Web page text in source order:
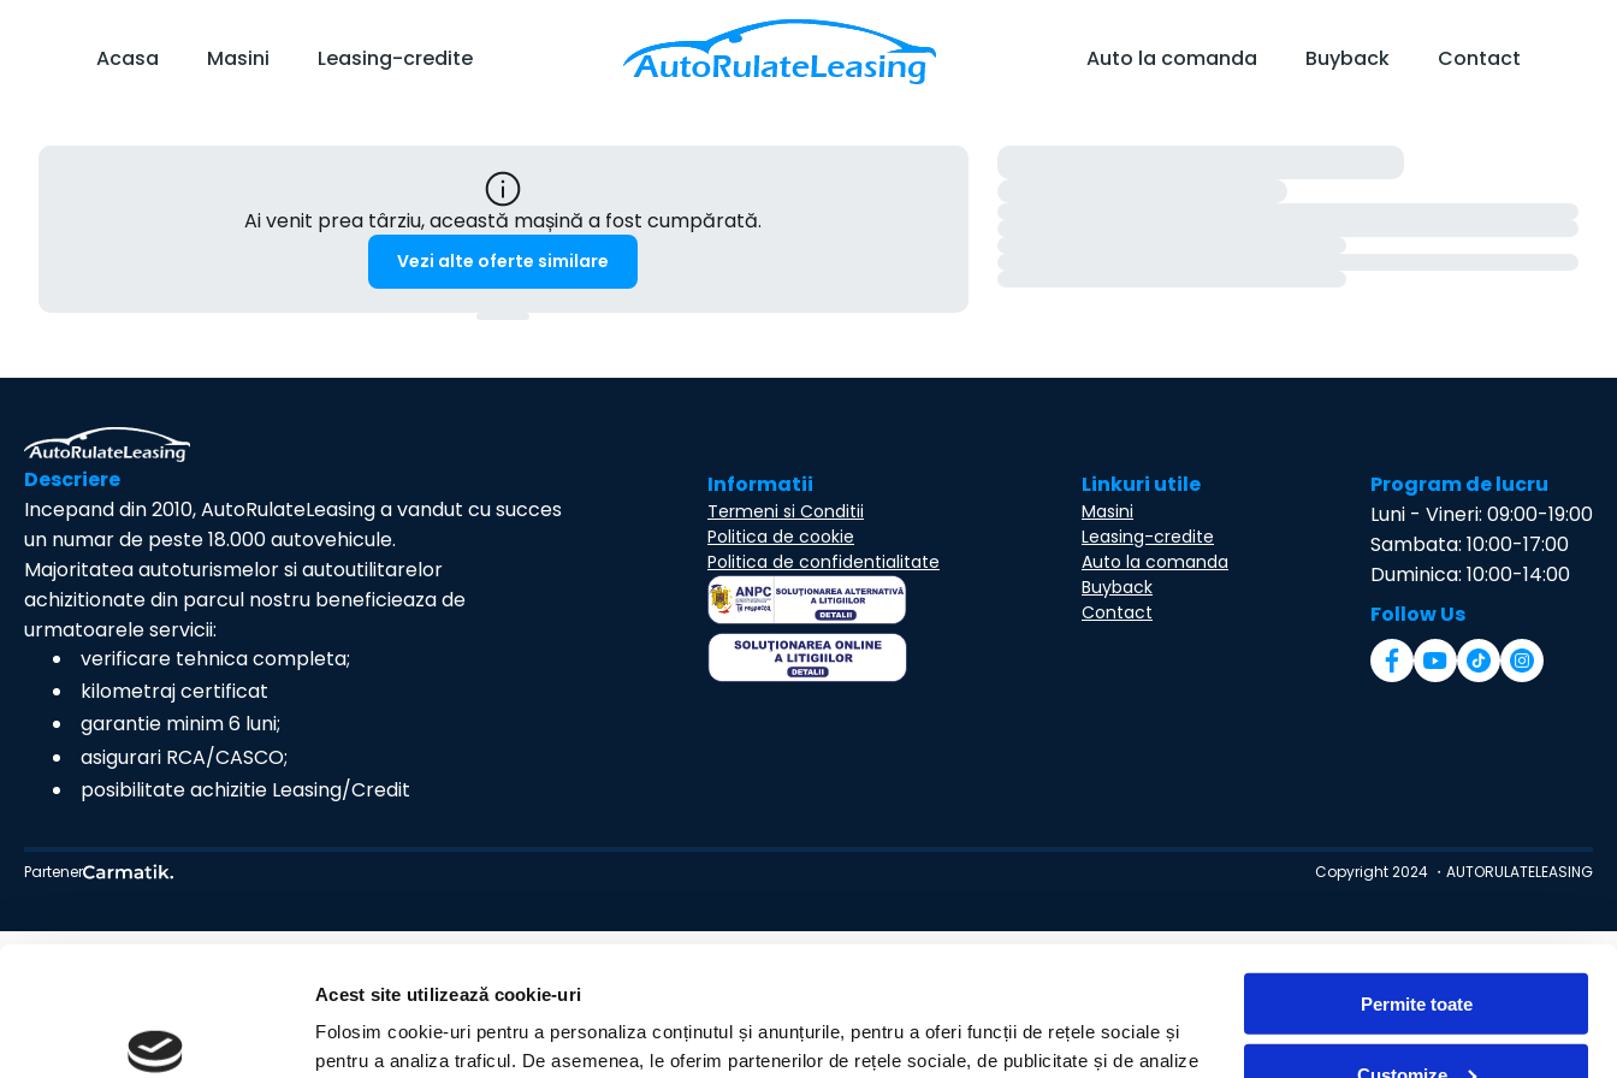
Acest site utilizează cookie-uri
Folosim cookie-uri pentru a personaliza conținutul și anunțurile, pentru a oferi funcții de rețele sociale și
pentru a analiza traficul. De asemenea, le oferim partenerilor de rețele sociale, de publicitate și de analize
Permite toate
Acasa Masini Leasing-credite Auto la comanda Buyback Contact
Ai venit prea târziu, această mașină a fost cumpărată.
Vezi alte oferte similare
Descriere
Incepand din 2010, AutoRulateLeasing a vandut cu succes
un numar de peste 18.000 autovehicule.
Majoritatea autoturismelor si autoutilitarelor
achizitionate din parcul nostru beneficieaza de
urmatoarele servicii:
verificare tehnica completa;
kilometraj certificat
garantie minim 6 luni;
asigurari RCA/CASCO;
posibilitate achizitie Leasing/Credit
Informatii
Termeni si Conditii
Politica de cookie
Politica de confidentialitate
Linkuri utile
Masini
Leasing-credite
Auto la comanda
Buyback
Contact
Program de lucru
Luni - Vineri: 09:00-19:00
Sambata: 10:00-17:00
Duminica: 10:00-14:00
Follow Us
Partener Copyright 2024 ・AUTORULATELEASING